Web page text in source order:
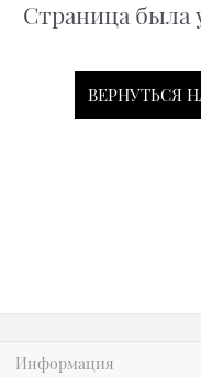
Страница была
ВЕРНУТЬСЯ
Информация